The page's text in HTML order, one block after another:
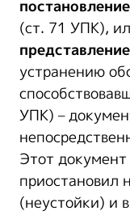
(ст. 71 УПК),
устранению
УПК) –
Этот
приостановил
(неустойки) и